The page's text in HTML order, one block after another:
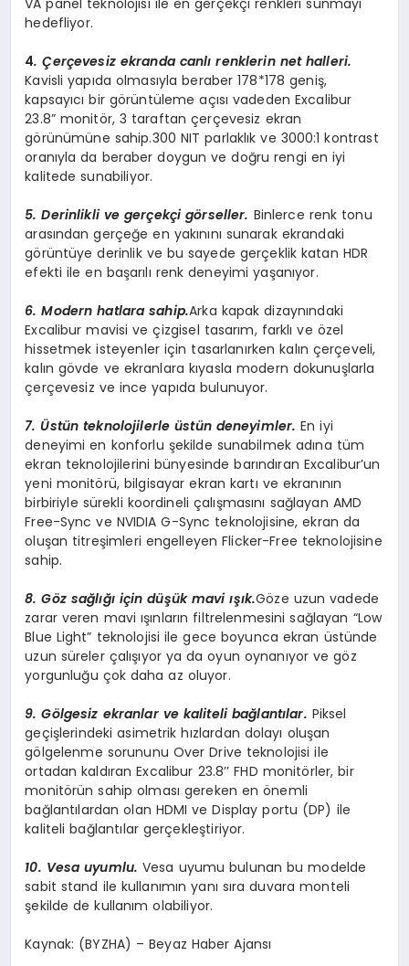
hedefliyor.
4. Çerçevesiz ekranda canlı renklerin net halleri.
Kavisli yapıda olmasıyla beraber 178*178 geniş,
kapsayıcı bir görüntüleme açısı vadeden Excalibur
23.8” monitör, 3 taraftan çerçevesiz ekran
görünümüne sahip.300 NIT parlaklık ve 3000:1 kontrast
oranıyla da beraber doygun ve doğru rengi en iyi
kalitede sunabiliyor.
5. Derinlikli ve gerçekçi görseller. Binlerce renk tonu
arasından gerçeğe en yakınını sunarak ekrandaki
görüntüye derinlik ve bu sayede gerçeklik katan HDR
efekti ile en başarılı renk deneyimi yaşanıyor.
6. Modern hatlara sahip.Arka kapak dizaynındaki
Excalibur mavisi ve çizgisel tasarım, farklı ve özel
hissetmek isteyenler için tasarlanırken kalın çerçeveli,
kalın gövde ve ekranlara kıyasla modern dokunuşlarla
çerçevesiz ve ince yapıda bulunuyor.
7. Üstün teknolojilerle üstün deneyimler. En iyi
deneyimi en konforlu şekilde sunabilmek adına tüm
ekran teknolojilerini bünyesinde barındıran Excalibur’un
yeni monitörü, bilgisayar ekran kartı ve ekranının
birbiriyle sürekli koordineli çalışmasını sağlayan AMD
Free-Sync ve NVIDIA G-Sync teknolojisine, ekran da
oluşan titreşimleri engelleyen Flicker-Free teknolojisine
sahip.
8. Göz sağlığı için düşük mavi ışık.Göze uzun vadede
zarar veren mavi ışınların filtrelenmesini sağlayan “Low
Blue Light” teknolojisi ile gece boyunca ekran üstünde
uzun süreler çalışıyor ya da oyun oynanıyor ve göz
yorgunluğu çok daha az oluyor.
9. Gölgesiz ekranlar ve kaliteli bağlantılar. Piksel
geçişlerindeki asimetrik hızlardan dolayı oluşan
gölgelenme sorununu Over Drive teknolojisi ile
ortadan kaldıran Excalibur 23.8’’ FHD monitörler, bir
monitörün sahip olması gereken en önemli
bağlantılardan olan HDMI ve Display portu (DP) ile
kaliteli bağlantılar gerçekleştiriyor.
10. Vesa uyumlu. Vesa uyumu bulunan bu modelde
sabit stand ile kullanımın yanı sıra duvara monteli
şekilde de kullanım olabiliyor.
Kaynak: (BYZHA) – Beyaz Haber Ajansı